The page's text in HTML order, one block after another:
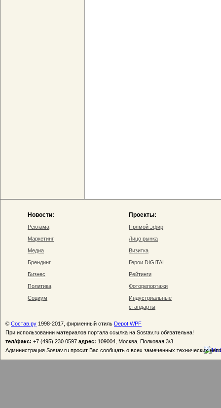
Новости:
Реклама
Маркетинг
Медиа
Брендинг
Бизнес
Политика
Социум
Проекты:
Прямой эфир
Лицо рынка
Визитка
Герои DIGITAL
Рейтинги
Фоторепортажи
Индустриальные
стандарты
© Состав.ру 1998-2017, фирменный стиль Depot WPF
При использовании материалов портала ссылка на Sostav.ru обязательна!
тел/факс: +7 (495) 230 0597 адрес: 109004, Москва, Полковая 3/3
Администрация Sostav.ru просит Вас сообщать о всех замеченных технических